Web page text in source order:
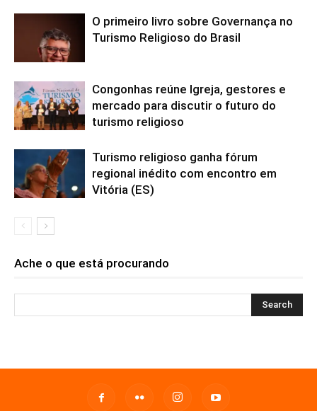
O primeiro livro sobre Governança no
Turismo Religioso do Brasil
Congonhas reúne Igreja, gestores e
mercado para discutir o futuro do
turismo religioso
Turismo religioso ganha fórum
regional inédito com encontro em
Vitória (ES)
Ache o que está procurando